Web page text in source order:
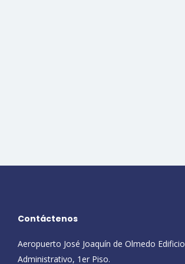
Contáctenos
Aeropuerto José Joaquín de Olmedo Edificio
Administrativo, 1er Piso.